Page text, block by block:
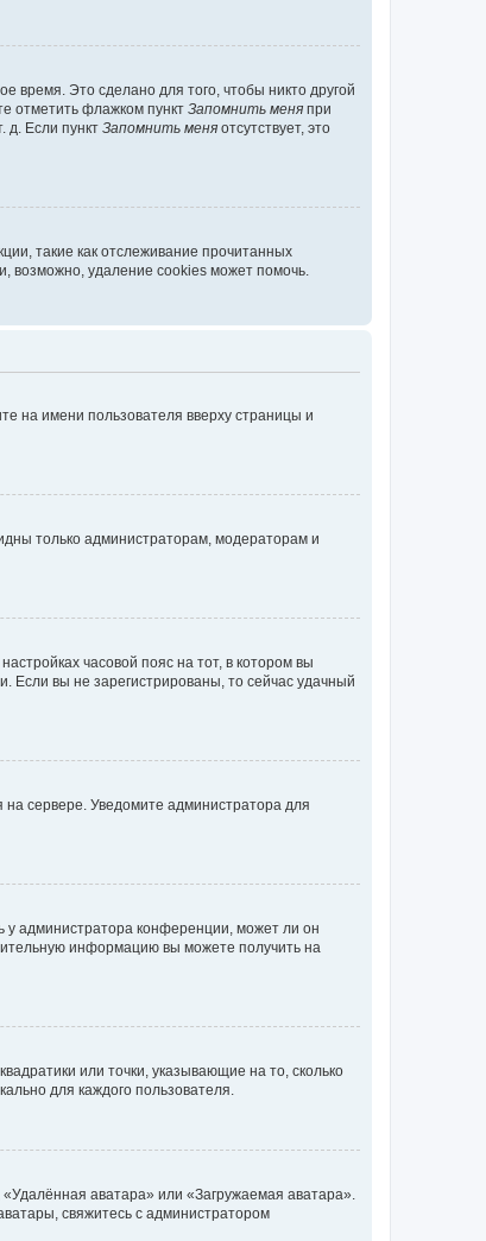
время. Это сделано для того, чтобы никто другой
отметить флажком пункт Запомнить меня при
д. Если пункт Запомнить меня отсутствует, это
такие как отслеживание прочитанных
возможно, удаление cookies может помочь.
на имени пользователя вверху страницы и
только администраторам, модераторам и
часовой пояс на тот, в котором вы
Если вы не зарегистрированы, то сейчас удачный
сервере. Уведомите администратора для
у администратора конференции, может ли он
информацию вы можете получить на
или точки, указывающие на то, сколько
для каждого пользователя.
аватара» или «Загружаемая аватара».
свяжитесь с администратором